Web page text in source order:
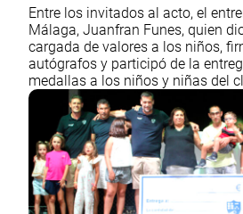
Entre los invitados al acto, el
Málaga, Juanfran Funes, quien
cargada de valores a los niños,
autógrafos y participó de la
medallas a los niños y niñas del